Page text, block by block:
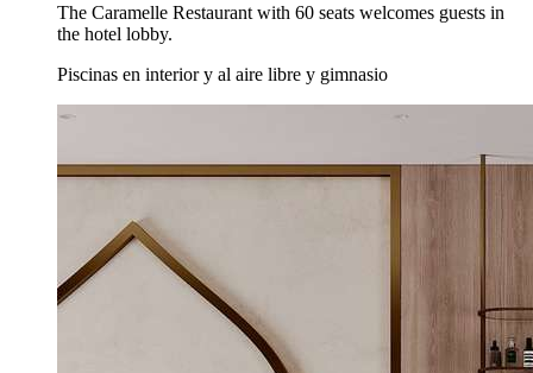
The Caramelle Restaurant with 60 seats welcomes guests in
the hotel lobby.
Piscinas en interior y al aire libre y gimnasio